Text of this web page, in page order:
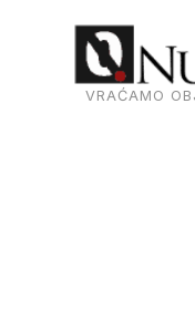
VRAĆAMO